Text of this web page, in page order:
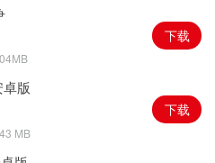
下载
版
MB
下载